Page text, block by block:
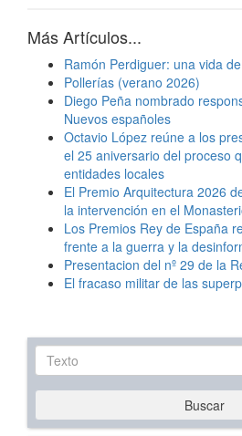
Más Artículos...
Ramón Perdiguer: una vida
Pollerías (verano 2026)
Diego Peña nombrado
Nuevos españoles
Octavio López reúne a los
el 25 aniversario del proceso
entidades locales
El Premio Arquitectura 2026
la intervención en el
Los Premios Rey de España
frente a la guerra y la
Presentacion del nº 29 de la
El fracaso militar de las
Texto
Buscar